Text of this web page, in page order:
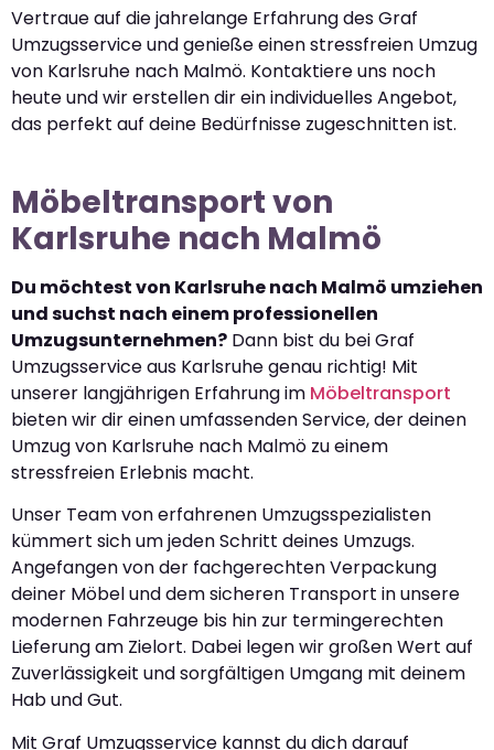
Vertraue auf die jahrelange Erfahrung des Graf
Umzugsservice und genieße einen stressfreien Umzug
von Karlsruhe nach Malmö. Kontaktiere uns noch
heute und wir erstellen dir ein individuelles Angebot,
das perfekt auf deine Bedürfnisse zugeschnitten ist.
Möbeltransport von
Karlsruhe nach Malmö
Du möchtest von Karlsruhe nach Malmö umziehen
und suchst nach einem professionellen
Umzugsunternehmen? Dann bist du bei Graf
Umzugsservice aus Karlsruhe genau richtig! Mit
unserer langjährigen Erfahrung im Möbeltransport
bieten wir dir einen umfassenden Service, der deinen
Umzug von Karlsruhe nach Malmö zu einem
stressfreien Erlebnis macht.
Unser Team von erfahrenen Umzugsspezialisten
kümmert sich um jeden Schritt deines Umzugs.
Angefangen von der fachgerechten Verpackung
deiner Möbel und dem sicheren Transport in unsere
modernen Fahrzeuge bis hin zur termingerechten
Lieferung am Zielort. Dabei legen wir großen Wert auf
Zuverlässigkeit und sorgfältigen Umgang mit deinem
Hab und Gut.
Mit Graf Umzugsservice kannst du dich darauf